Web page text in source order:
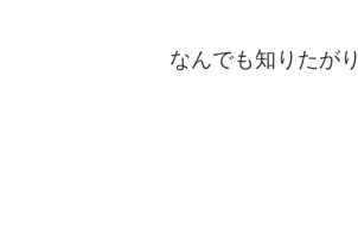
なんでも知りたがり